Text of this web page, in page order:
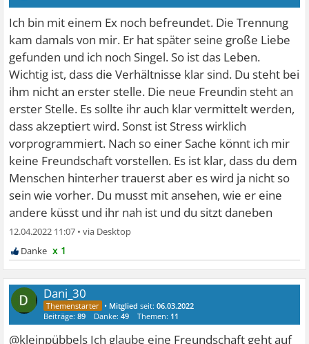
Ich bin mit einem Ex noch befreundet. Die Trennung
kam damals von mir. Er hat später seine große Liebe
gefunden und ich noch Singel. So ist das Leben.
Wichtig ist, dass die Verhältnisse klar sind. Du steht bei
ihm nicht an erster stelle. Die neue Freundin steht an
erster Stelle. Es sollte ihr auch klar vermittelt werden,
dass akzeptiert wird. Sonst ist Stress wirklich
vorprogrammiert. Nach so einer Sache könnt ich mir
keine Freundschaft vorstellen. Es ist klar, dass du dem
Menschen hinterher trauerst aber es wird ja nicht so
sein wie vorher. Du musst mit ansehen, wie er eine
andere küsst und ihr nah ist und du sitzt daneben
12.04.2022 11:07 •
x 1
Dani_30
• Mitglied seit:06.03.2022
Beiträge:89 Danke:49 Themen: 11
@kleinpübbels Ich glaube eine Freundschaft geht auf